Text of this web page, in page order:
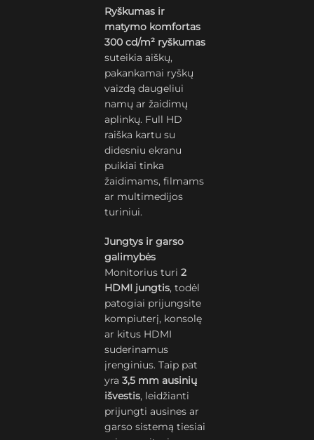
Ryškumas ir
matymo komfortas
300 cd/m² ryškumas
suteikia aiškų,
pakankamai ryškų
vaizdą daugeliui
namų ar žaidimų
aplinkų. Full HD
raiška kartu su
didesniu ekranu
puikiai tinka
žaidimams, filmams
ar multimedijos
turiniui.
Jungtys ir garso
galimybės
Monitorius turi2
HDMI jungtis, todėl
patogiai prijungsite
kompiuterį, konsolę
ar kitus HDMI
suderinamus
įrenginius. Taip pat
yra3,5 mm ausinių
išvestis, leidžianti
prijungti ausines ar
garso sistemą tiesiai